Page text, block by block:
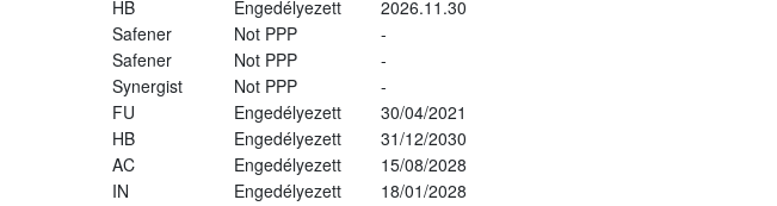
HB Engedélyezett
2026.11.30
Safener Not PPP
-
Safener Not PPP
-
Synergist Not PPP
-
FU Engedélyezett
30/04/2021
HB Engedélyezett
31/12/2030
AC Engedélyezett
15/08/2028
IN Engedélyezett
18/01/2028